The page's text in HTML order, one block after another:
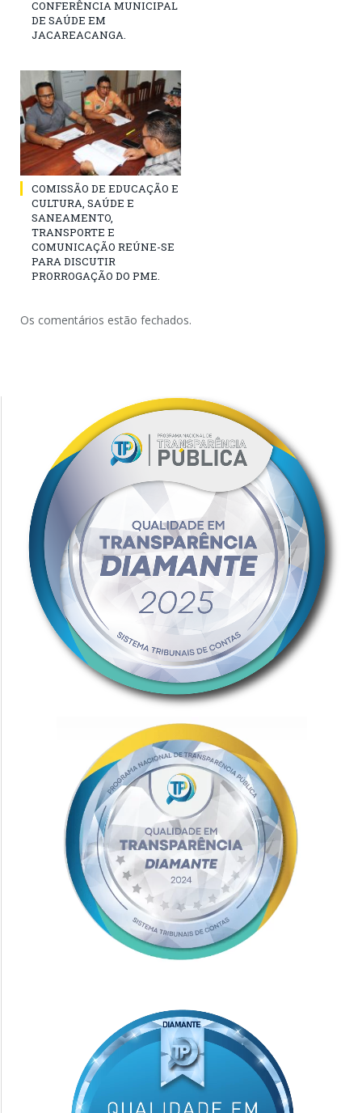
CONFERÊNCIA MUNICIPAL
DE SAÚDE EM
JACAREACANGA.
COMISSÃO DE EDUCAÇÃO E
CULTURA, SAÚDE E
SANEAMENTO,
TRANSPORTE E
COMUNICAÇÃO REÚNE-SE
PARA DISCUTIR
PRORROGAÇÃO DO PME.
Os comentários estão fechados.